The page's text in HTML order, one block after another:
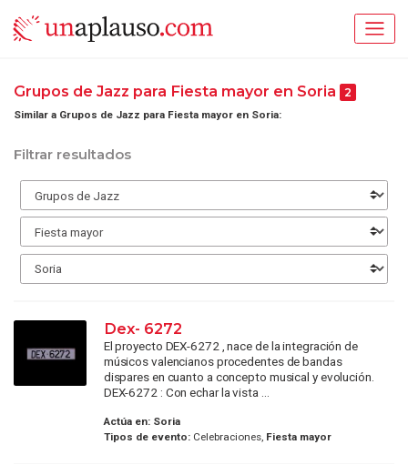
Grupos de Jazz para Fiesta mayor en Soria 2
Similar a Grupos de Jazz para Fiesta mayor en Soria:
Filtrar resultados
Dex- 6272
El proyecto DEX-6272 , nace de la integración de
músicos valencianos procedentes de bandas
dispares en cuanto a concepto musical y evolución.
DEX-6272 : Con echar la vista ...
Actúa en: Soria
Tipos de evento:Celebraciones, Fiesta mayor